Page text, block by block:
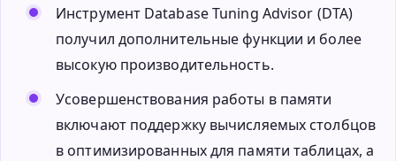
Инструмент Database Tuning Advisor (DTA)
получил дополнительные функции и более
высокую производительность.
Усовершенствования работы в памяти
включают поддержку вычисляемых столбцов
в оптимизированных для памяти таблицах, а